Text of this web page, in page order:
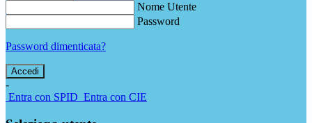
Nome Utente
Password
Password dimenticata?
-
Entra con SPID Entra con CIE